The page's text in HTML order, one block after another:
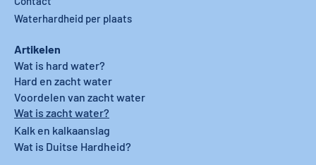
Waterhardheid per plaats
Artikelen
Wat is hard water?
Hard en zacht water
Wat is zacht water?
Voordelen van zacht water
Kalk en kalkaanslag
Wat is Duitse Hardheid?